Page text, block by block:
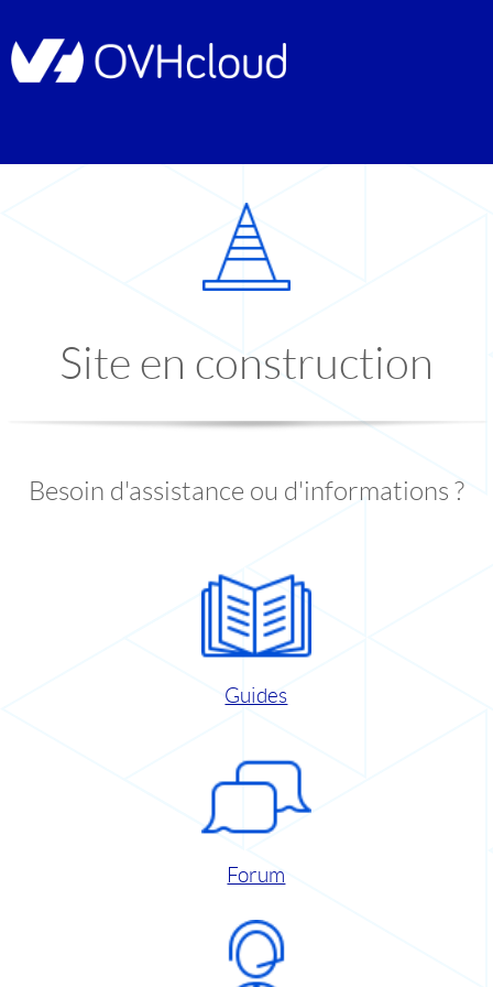
Site en construction
Besoin d'assistance ou d'informations ?
Guides
Forum